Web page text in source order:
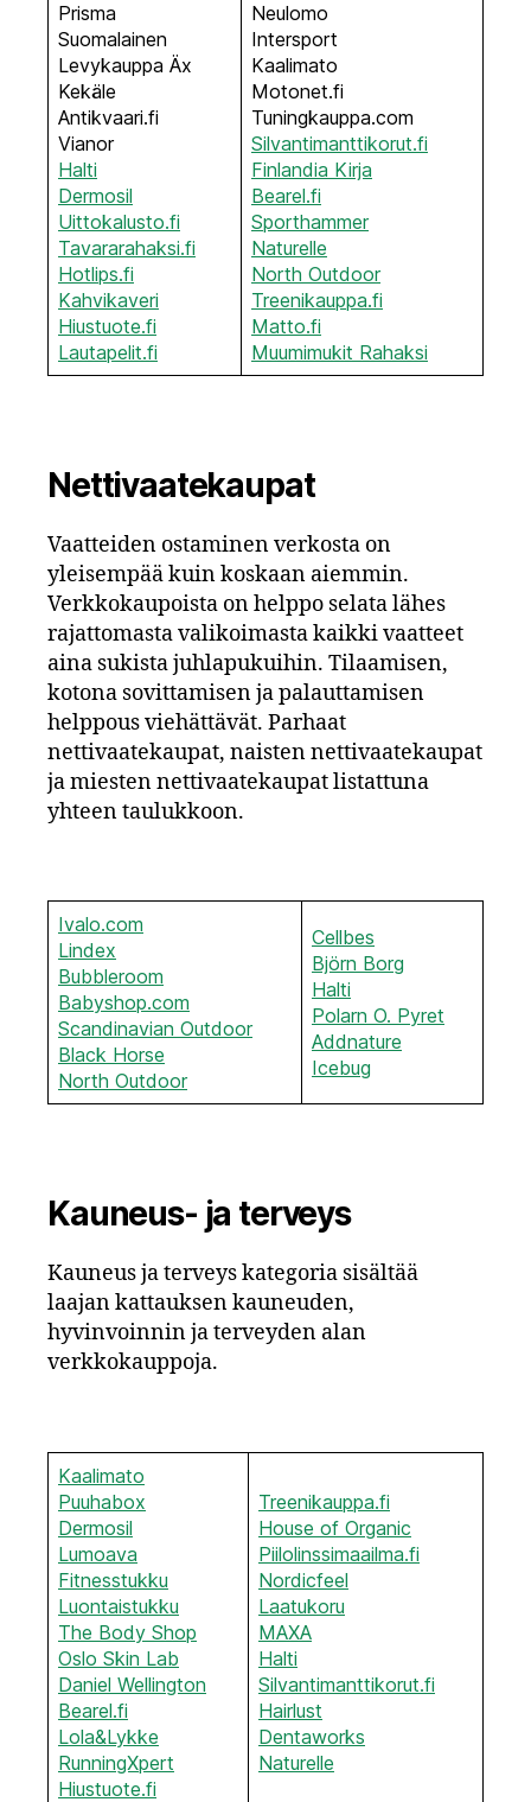
Prisma
Suomalainen
Levykauppa Äx
Kekäle
Antikvaari.fi
Vianor
Halti
Dermosil
Uittokalusto.fi
Tavararahaksi.fi
Hotlips.fi
Kahvikaveri
Hiustuote.fi
Lautapelit.fi
Neulomo
Intersport
Kaalimato
Motonet.fi
Tuningkauppa.com
Silvantimanttikorut.fi
Finlandia Kirja
Bearel.fi
Sporthammer
Naturelle
North Outdoor
Treenikauppa.fi
Matto.fi
Muumimukit Rahaksi
Nettivaatekaupat
Vaatteiden ostaminen verkosta on
yleisempää kuin koskaan aiemmin.
Verkkokaupoista on helppo selata lähes
rajattomasta valikoimasta kaikki vaatteet
aina sukista juhlapukuihin. Tilaamisen,
kotona sovittamisen ja palauttamisen
helppous viehättävät. Parhaat
nettivaatekaupat, naisten nettivaatekaupat
ja miesten nettivaatekaupat listattuna
yhteen taulukkoon.
Ivalo.com
Lindex
Bubbleroom
Babyshop.com
Scandinavian Outdoor
Black Horse
North Outdoor
Cellbes
Björn Borg
Halti
Polarn O. Pyret
Addnature
Icebug
Kauneus- ja terveys
Kauneus ja terveys kategoria sisältää
laajan kattauksen kauneuden,
hyvinvoinnin ja terveyden alan
verkkokauppoja.
Kaalimato
Puuhabox
Dermosil
Lumoava
Fitnesstukku
Luontaistukku
The Body Shop
Oslo Skin Lab
Daniel Wellington
Bearel.fi
Lola&Lykke
RunningXpert
Hiustuote.fi
Treenikauppa.fi
House of Organic
Piilolinssimaailma.fi
Nordicfeel
Laatukoru
MAXA
Halti
Silvantimanttikorut.fi
Hairlust
Dentaworks
Naturelle